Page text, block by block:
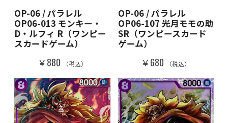
OP-06 / パラレル
OP06-013 モンキー・
D・ルフィ R（ワンピー
スカードゲーム）
￥880 （税込）
OP-06 / パラレル
OP06-107 光月モモの助
SR（ワンピースカード
ゲーム）
￥680 （税込）